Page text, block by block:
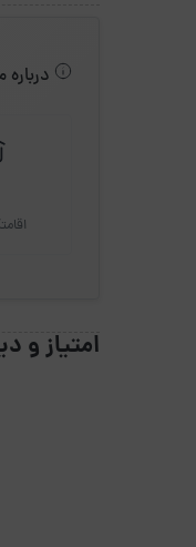
درباره
امتیاز و